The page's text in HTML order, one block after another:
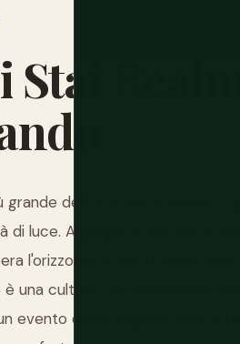
Stai
grande dell'UE e la sua forma
di luce. A giugno, il sole non
l'orizzonte prima di
una cultura che prende
evento quasi religioso, la luce